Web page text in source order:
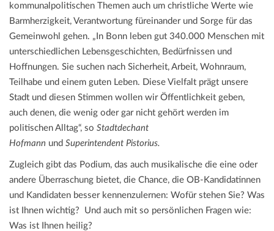
kommunalpolitischen Themen auch um christliche Werte wie
Barmherzigkeit, Verantwortung füreinander und Sorge für das
Gemeinwohl gehen. „In Bonn leben gut 340.000 Menschen mit
unterschiedlichen Lebensgeschichten, Bedürfnissen und
Hoffnungen. Sie suchen nach Sicherheit, Arbeit, Wohnraum,
Teilhabe und einem guten Leben. Diese Vielfalt prägt unsere
Stadt und diesen Stimmen wollen wir Öffentlichkeit geben,
auch denen, die wenig oder gar nicht gehört werden im
politischen Alltag“, so Stadtdechant
Hofmann und Superintendent Pistorius.
Zugleich gibt das Podium, das auch musikalische die eine oder
andere Überraschung bietet, die Chance, die OB-Kandidatinnen
und Kandidaten besser kennenzulernen: Wofür stehen Sie? Was
ist Ihnen wichtig? Und auch mit so persönlichen Fragen wie:
Was ist Ihnen heilig?